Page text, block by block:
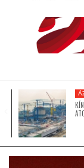
AFRIKA
ÁZSIA